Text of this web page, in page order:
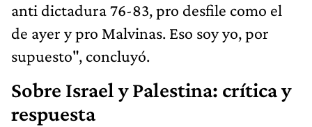
anti dictadura 76-83, pro desfile como el
de ayer y pro Malvinas. Eso soy yo, por
supuesto", concluyó.
Sobre Israel y Palestina: crítica y
respuesta